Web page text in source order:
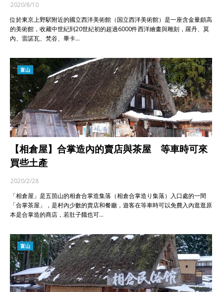
2020/8/10
位於東京上野駅附近的國立西洋美術館（国立西洋美術館）是一座含金量頗高
的美術館，收藏中世紀到20世紀初的超過6000件西洋繪畫與雕刻，羅丹、莫
內、雷諾瓦、梵谷、畢卡…
富山
【相倉屋】合掌造內的賣店與茶屋 等車時可來
買些土產
2020/2/28
「相倉屋」是五箇山的相倉合掌造集落（相倉合掌造り集落）入口處的一間
「合掌茶屋」，是村內少數的賣店和餐廳，遊客在等車時可以免費入內逛逛原
本是合掌造的商店，若肚子餓也可…
富山